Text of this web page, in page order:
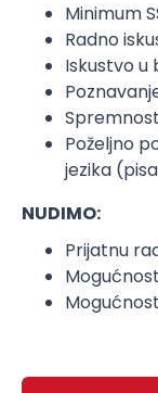
Minimum
Radno
Iskustvo u
Poželjno
jezika
NUDIMO:
Prijatnu